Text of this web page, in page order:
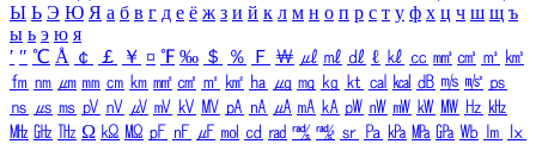
Ы Ь Э Ю Я а б в г д е ё ж з и й к л м н о п р с т у ф х ц ч ш щ ъ
ы ь э ю я
′ ″ ℃ Å ￠ ￡ ￥ ¤ ℉ ‰ ＄ ％ Ｆ ￦ ㎕ ㎖ ㎗ ℓ ㎘ ㏄ ㎣ ㎤ ㎥ ㎦
㎙ ㎚ ㎛ ㎜ ㎝ ㎞ ㎟ ㎠ ㎡ ㎢ ㏊ ㎍ ㎎ ㎏ ㏏ ㎈ ㎉ ㏈ ㎧ ㎨ ㎰
㎱ ㎲ ㎳ ㎴ ㎵ ㎶ ㎷ ㎸ ㎹ ㎀ ㎁ ㎂ ㎃ ㎄ ㎺ ㎻ ㎽ ㎾ ㎿ ㎐ ㎑
㎒ ㎓ ㎔ Ω ㏀ ㏁ ㎊ ㎋ ㎌ ㏖ ㏅ ㎭ ㎮ ㎯ ㏛ ㎩ ㎪ ㎫ ㎬ ㏝ ㏐
㏓